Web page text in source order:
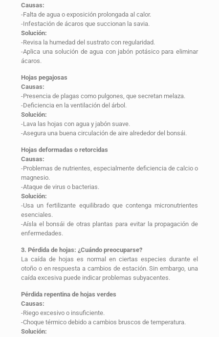
Causas:
-Falta de agua o exposición prolongada al calor.
-Infestación de ácaros que succionan la savia.
Solución:
-Revisa la humedad del sustrato con regularidad.
-Aplica una solución de agua con jabón potásico para eliminar
ácaros.
Hojas pegajosas
Causas:
-Presencia de plagas como pulgones, que secretan melaza.
-Deficiencia en la ventilación del árbol.
Solución:
-Lava las hojas con agua y jabón suave.
-Asegura una buena circulación de aire alrededor del bonsái.
Hojas deformadas o retorcidas
Causas:
-Problemas de nutrientes, especialmente deficiencia de calcio o
magnesio.
-Ataque de virus o bacterias.
Solución:
-Usa un fertilizante equilibrado que contenga micronutrientes
esenciales.
-Aísla el bonsái de otras plantas para evitar la propagación de
enfermedades.
3. Pérdida de hojas: ¿Cuándo preocuparse?
La caída de hojas es normal en ciertas especies durante el
otoño o en respuesta a cambios de estación. Sin embargo, una
caída excesiva puede indicar problemas subyacentes.
Pérdida repentina de hojas verdes
Causas:
-Riego excesivo o insuficiente.
-Choque térmico debido a cambios bruscos de temperatura.
Solución: